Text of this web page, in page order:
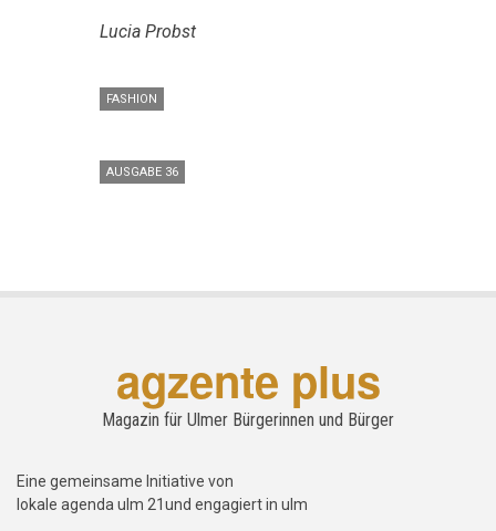
Lucia Probst
FASHION
AUSGABE 36
agzente plus
Magazin für Ulmer Bürgerinnen und Bürger
Eine gemeinsame Initiative von
lokale agenda ulm 21und engagiert in ulm